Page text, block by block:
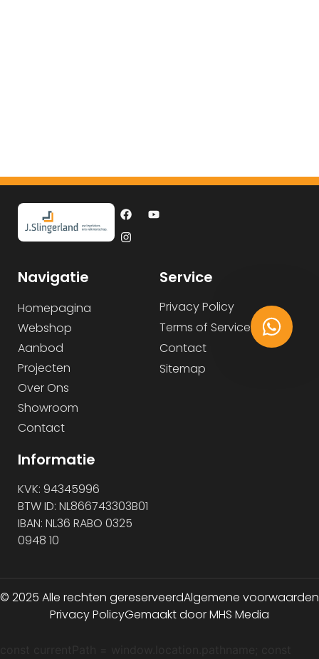
Navigatie
Homepagina
Webshop
Aanbod
Projecten
Over Ons
Showroom
Contact
Service
Privacy Policy
Terms of Service
Contact
Sitemap
Informatie
KVK: 94345996
BTW ID: NL866743303B01
IBAN: NL36 RABO 0325
0948 10
© 2025 Alle rechten gereserveerdAlgemene voorwaarden
Privacy PolicyGemaakt door MHS Media